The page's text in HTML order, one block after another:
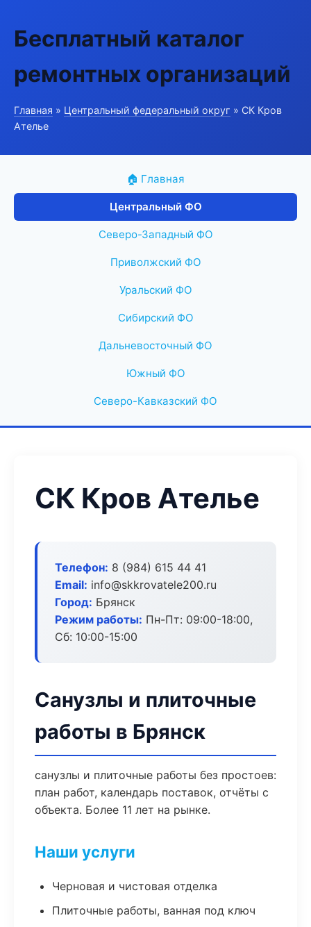
Бесплатный каталог
ремонтных организаций
Главная » Центральный федеральный округ » СК Кров
Ателье
🏠 Главная
Центральный ФО
Северо-Западный ФО
Приволжский ФО
Уральский ФО
Сибирский ФО
Дальневосточный ФО
Южный ФО
Северо-Кавказский ФО
СК Кров Ателье
Телефон: 8 (984) 615 44 41
Email: info@skkrovatele200.ru
Город: Брянск
Режим работы: Пн-Пт: 09:00-18:00,
Сб: 10:00-15:00
Санузлы и плиточные
работы в Брянск
санузлы и плиточные работы без простоев:
план работ, календарь поставок, отчёты с
объекта. Более 11 лет на рынке.
Наши услуги
Черновая и чистовая отделка
Плиточные работы, ванная под ключ